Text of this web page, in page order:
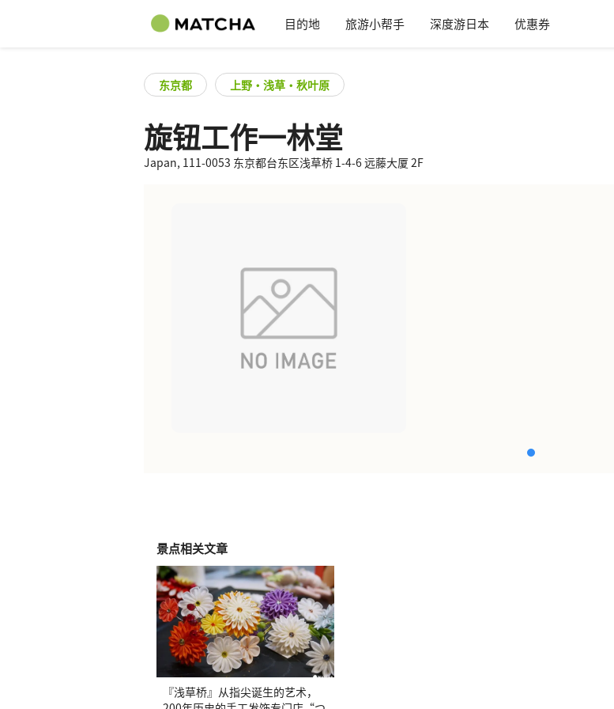
目的地 旅游小帮手 深度游日本 优惠券
东京都 上野・浅草・秋叶原
旋钮工作一林堂
Japan, 111-0053 东京都台东区浅草桥 1-4-6 远藤大厦 2F
景点相关文章
『浅草桥』从指尖诞生的艺术，